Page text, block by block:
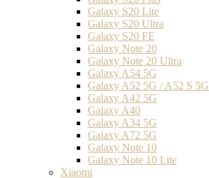
Galaxy S20 Lite
Galaxy S20 Ultra
Galaxy S20 FE
Galaxy Note 20
Galaxy Note 20 Ultra
Galaxy A54 5G
Galaxy A52 5G / A52 S 5G
Galaxy A42 5G
Galaxy A40
Galaxy A34 5G
Galaxy A72 5G
Galaxy Note 10
Galaxy Note 10 Lite
Xiaomi